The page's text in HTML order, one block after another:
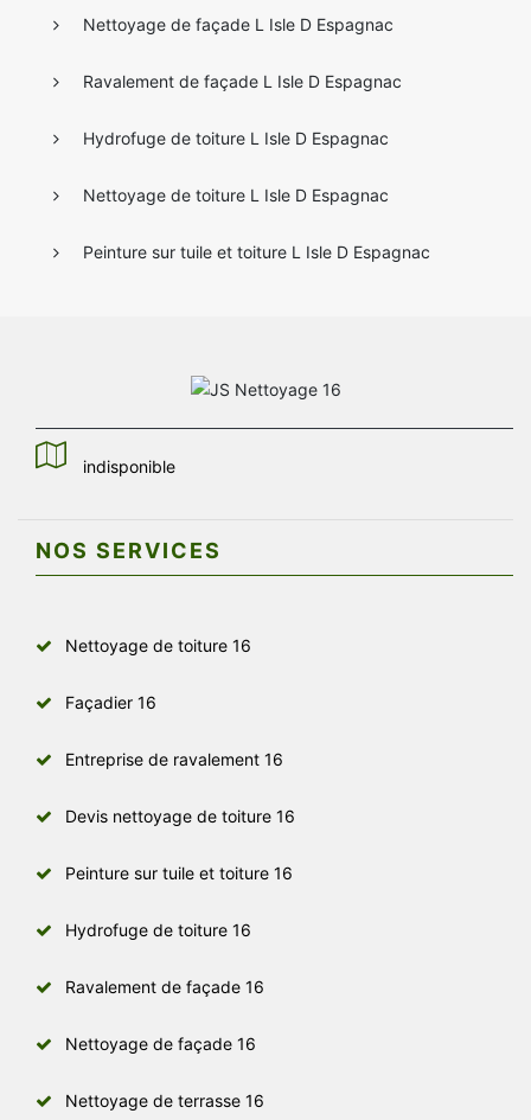
Nettoyage de façade L Isle D Espagnac
Ravalement de façade L Isle D Espagnac
Hydrofuge de toiture L Isle D Espagnac
Nettoyage de toiture L Isle D Espagnac
Peinture sur tuile et toiture L Isle D Espagnac
indisponible
NOS SERVICES
Nettoyage de toiture 16
Façadier 16
Entreprise de ravalement 16
Devis nettoyage de toiture 16
Peinture sur tuile et toiture 16
Hydrofuge de toiture 16
Ravalement de façade 16
Nettoyage de façade 16
Nettoyage de terrasse 16